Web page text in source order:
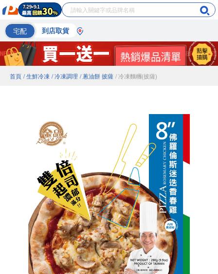
宅配 到店取貨
首頁 / 生鮮冷凍 / 冷凍調理 / 蔥油餅 披薩 / 冷凍麵糰(披薩)